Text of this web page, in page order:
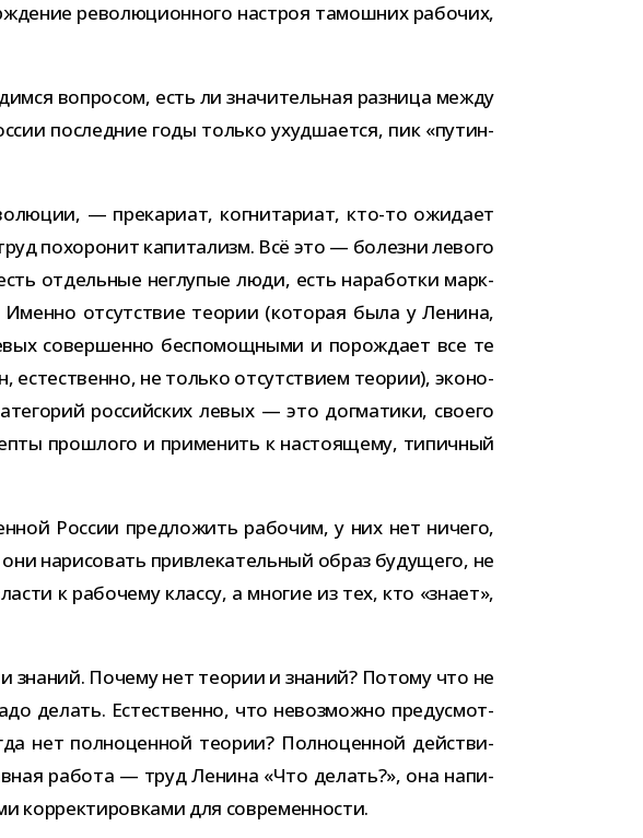
рево­лю­ци­он­ного настроя тамош­них рабо­чих,
вопро­сом, есть ли зна­чи­тель­ная раз­ница между
послед­ние годы только ухуд­ша­ется, пик «путин­
— пре­ка­риат, когни­та­риат, кто-​то ожи­дает
похо­ро­нит капи­та­лизм. Всё это — болезни левого
отдель­ные неглу­пые люди, есть нара­ботки марк­
отсут­ствие тео­рии (кото­рая была у Ленина,
совер­шенно бес­по­мощ­ными и порож­дает все те
не только отсут­ствием тео­рии), эко­но­
рос­сий­ских левых — это дог­ма­тики, сво­его
про­шлого и при­ме­нить к насто­я­щему, типич­ный
России пред­ло­жить рабо­чим, у них нет ничего,
нари­со­вать при­вле­ка­тель­ный образ буду­щего, не
к рабо­чему классу, а мно­гие из тех, кто «знает»,
зна­ний. Почему нет тео­рии и зна­ний? Потому что не
делать. Естественно, что невоз­можно преду­смот­
нет пол­но­цен­ной тео­рии? Полноценной дей­стви­
работа — труд Ленина «Что делать?», она напи­
кор­рек­ти­ров­ками для современности.